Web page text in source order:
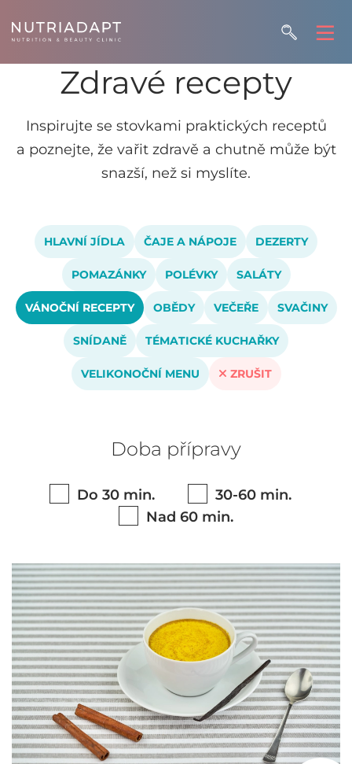
Zdravé recepty
Inspirujte se stovkami praktických receptů
a poznejte, že vařit zdravě a chutně může být
snazší, než si myslíte.
HLAVNÍ JÍDLA ČAJE A NÁPOJE DEZERTY
POMAZÁNKY POLÉVKY SALÁTY
VÁNOČNÍ RECEPTY OBĚDY VEČEŘE SVAČINY
SNÍDANĚ TÉMATICKÉ KUCHAŘKY
VELIKONOČNÍ MENU ZRUŠIT
Doba přípravy
Do 30 min.
30-60 min.
Nad 60 min.